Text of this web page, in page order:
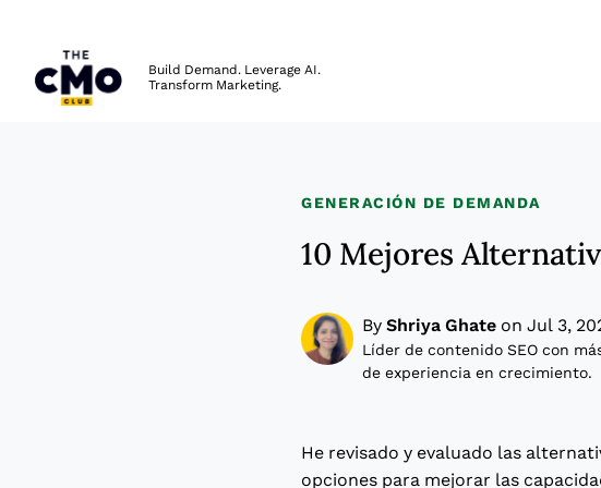
Build Demand. Leverage AI.
Transform Marketing.
GENERACIÓN DE DEMANDA
10 Mejores
By Shriya Ghate on Jul 3,
Líder de contenido SEO con
de experiencia en crecimiento.
He revisado y evaluado las
opciones para mejorar las